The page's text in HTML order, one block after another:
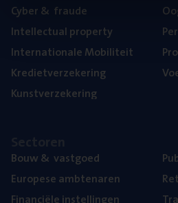
Cyber& fraude
Intel­lec­tu­al property
Inter­na­ti­o­na­le Mobiliteit
Kre­diet­ver­ze­ke­ring
Kunst­ver­ze­ke­ring
Bouw& vastgoed
Euro­pe­se ambtenaren
Finan­ci­ë­le instellingen